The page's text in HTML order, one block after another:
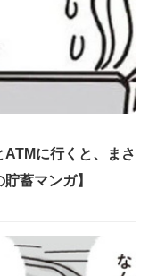
に行くと、まさ
蓄マンガ】